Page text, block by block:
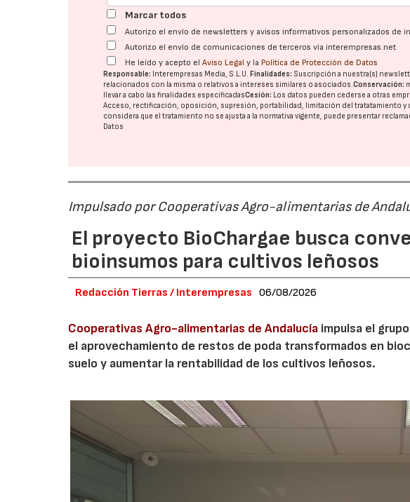
Marcar todos
Autorizo el envío de newsletters y avisos informativos personalizados de
Autorizo el envío de comunicaciones de terceros vía interempresas.net
He leído y acepto elAviso Legal y la Política de Protección de Datos
Responsable: Interempresas Media, S.L.U. Finalidades: Suscripción a nuestra(s)
relacionados con la misma o relativos a intereses similares o asociados.Conservación:
llevar a cabo las finalidades especificadasCesión: Los datos pueden cederse a otras
Acceso, rectificación, oposición, supresión, portabilidad, limitación del tratatamiento y
considera que el tratamiento no se ajusta a la normativa vigente, puede presentar
Datos
Impulsado por Cooperativas Agro-alimentarias de
El proyecto BioChargae busca
bioinsumos para cultivos leñosos
Redacción Tierras / Interempresas 06/08/2026
Cooperativas Agro-alimentarias de Andalucía impulsa el
el aprovechamiento de restos de poda transformados en
suelo y aumentar la rentabilidad de los cultivos leñosos.